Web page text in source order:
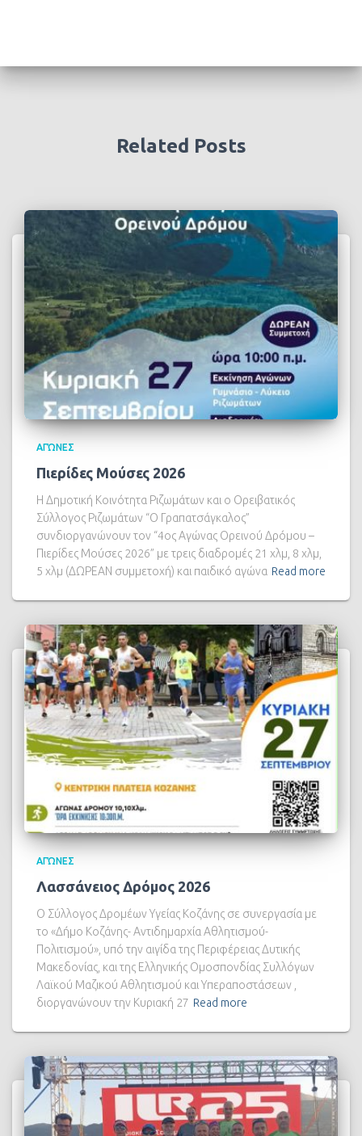
Related Posts
ΑΓΏΝΕΣ
Πιερίδες Μούσες 2026
Η Δημοτική Κοινότητα Ριζωμάτων και ο Ορειβατικός
Σύλλογος Ριζωμάτων “Ο Γραπατσάγκαλος”
συνδιοργανώνουν τον “4ος Αγώνας Ορεινού Δρόμου –
Πιερίδες Μούσες 2026” με τρεις διαδρομές 21 χλμ, 8 χλμ,
5 χλμ (ΔΩΡΕΑΝ συμμετοχή) και παιδικό αγώνα Read more
ΑΓΏΝΕΣ
Λασσάνειος Δρόμος 2026
Ο Σύλλογος Δρομέων Υγείας Κοζάνης σε συνεργασία με
το «Δήμο Κοζάνης- Αντιδημαρχία Αθλητισμού-
Πολιτισμού», υπό την αιγίδα της Περιφέρειας Δυτικής
Μακεδονίας, και της Ελληνικής Ομοσπονδίας Συλλόγων
Λαϊκού Μαζικού Αθλητισμού και Υπεραποστάσεων ,
διοργανώνουν την Κυριακή 27 Read more